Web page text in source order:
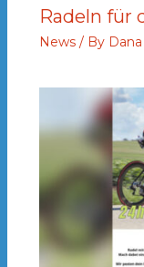
Radeln für
News/ By